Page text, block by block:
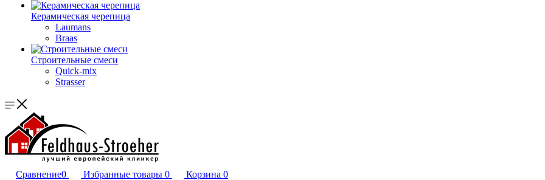
Керамическая черепица
Laumans
Braas
Строительные смеси
Quick-mix
Strasser
Сравнение0 Избранные товары 0 Корзина 0